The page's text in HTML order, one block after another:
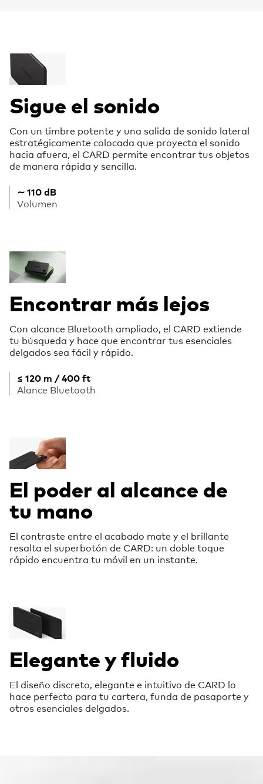
Sigue el sonido
Con un timbre potente y una salida de sonido lateral
estratégicamente colocada que proyecta el sonido
hacia afuera, el CARD permite encontrar tus objetos
de manera rápida y sencilla.
∼ 110 dB
Volumen
Encontrar más lejos
Con alcance Bluetooth ampliado, el CARD extiende
tu búsqueda y hace que encontrar tus esenciales
delgados sea fácil y rápido.
≤ 120 m / 400 ft
Alance Bluetooth
El poder al alcance de
tu mano
El contraste entre el acabado mate y el brillante
resalta el superbotón de CARD: un doble toque
rápido encuentra tu móvil en un instante.
Elegante y fluido
El diseño discreto, elegante e intuitivo de CARD lo
hace perfecto para tu cartera, funda de pasaporte y
otros esenciales delgados.